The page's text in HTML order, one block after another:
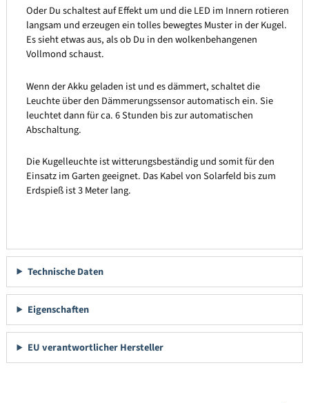
Oder Du schaltest auf Effekt um und die LED im Innern rotieren
langsam und erzeugen ein tolles bewegtes Muster in der Kugel.
Es sieht etwas aus, als ob Du in den wolkenbehangenen
Vollmond schaust.
Wenn der Akku geladen ist und es dämmert, schaltet die
Leuchte über den Dämmerungssensor automatisch ein. Sie
leuchtet dann für ca. 6 Stunden bis zur automatischen
Abschaltung.
Die Kugelleuchte ist witterungsbeständig und somit für den
Einsatz im Garten geeignet. Das Kabel von Solarfeld bis zum
Erdspieß ist 3 Meter lang.
Technische Daten
Eigenschaften
EU verantwortlicher Hersteller